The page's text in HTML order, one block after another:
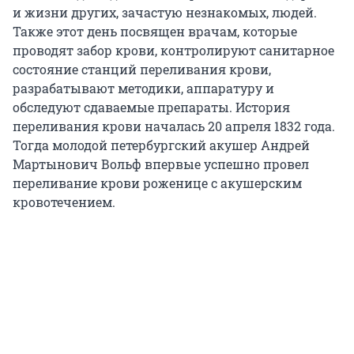
и жизни других, зачастую незнакомых, людей.
Также этот день посвящен врачам, которые
проводят забор крови, контролируют санитарное
состояние станций переливания крови,
разрабатывают методики, аппаратуру и
обследуют сдаваемые препараты. История
переливания крови началась 20 апреля 1832 года.
Тогда молодой петербургский акушер Андрей
Мартынович Вольф впервые успешно провел
переливание крови роженице с акушерским
кровотечением.